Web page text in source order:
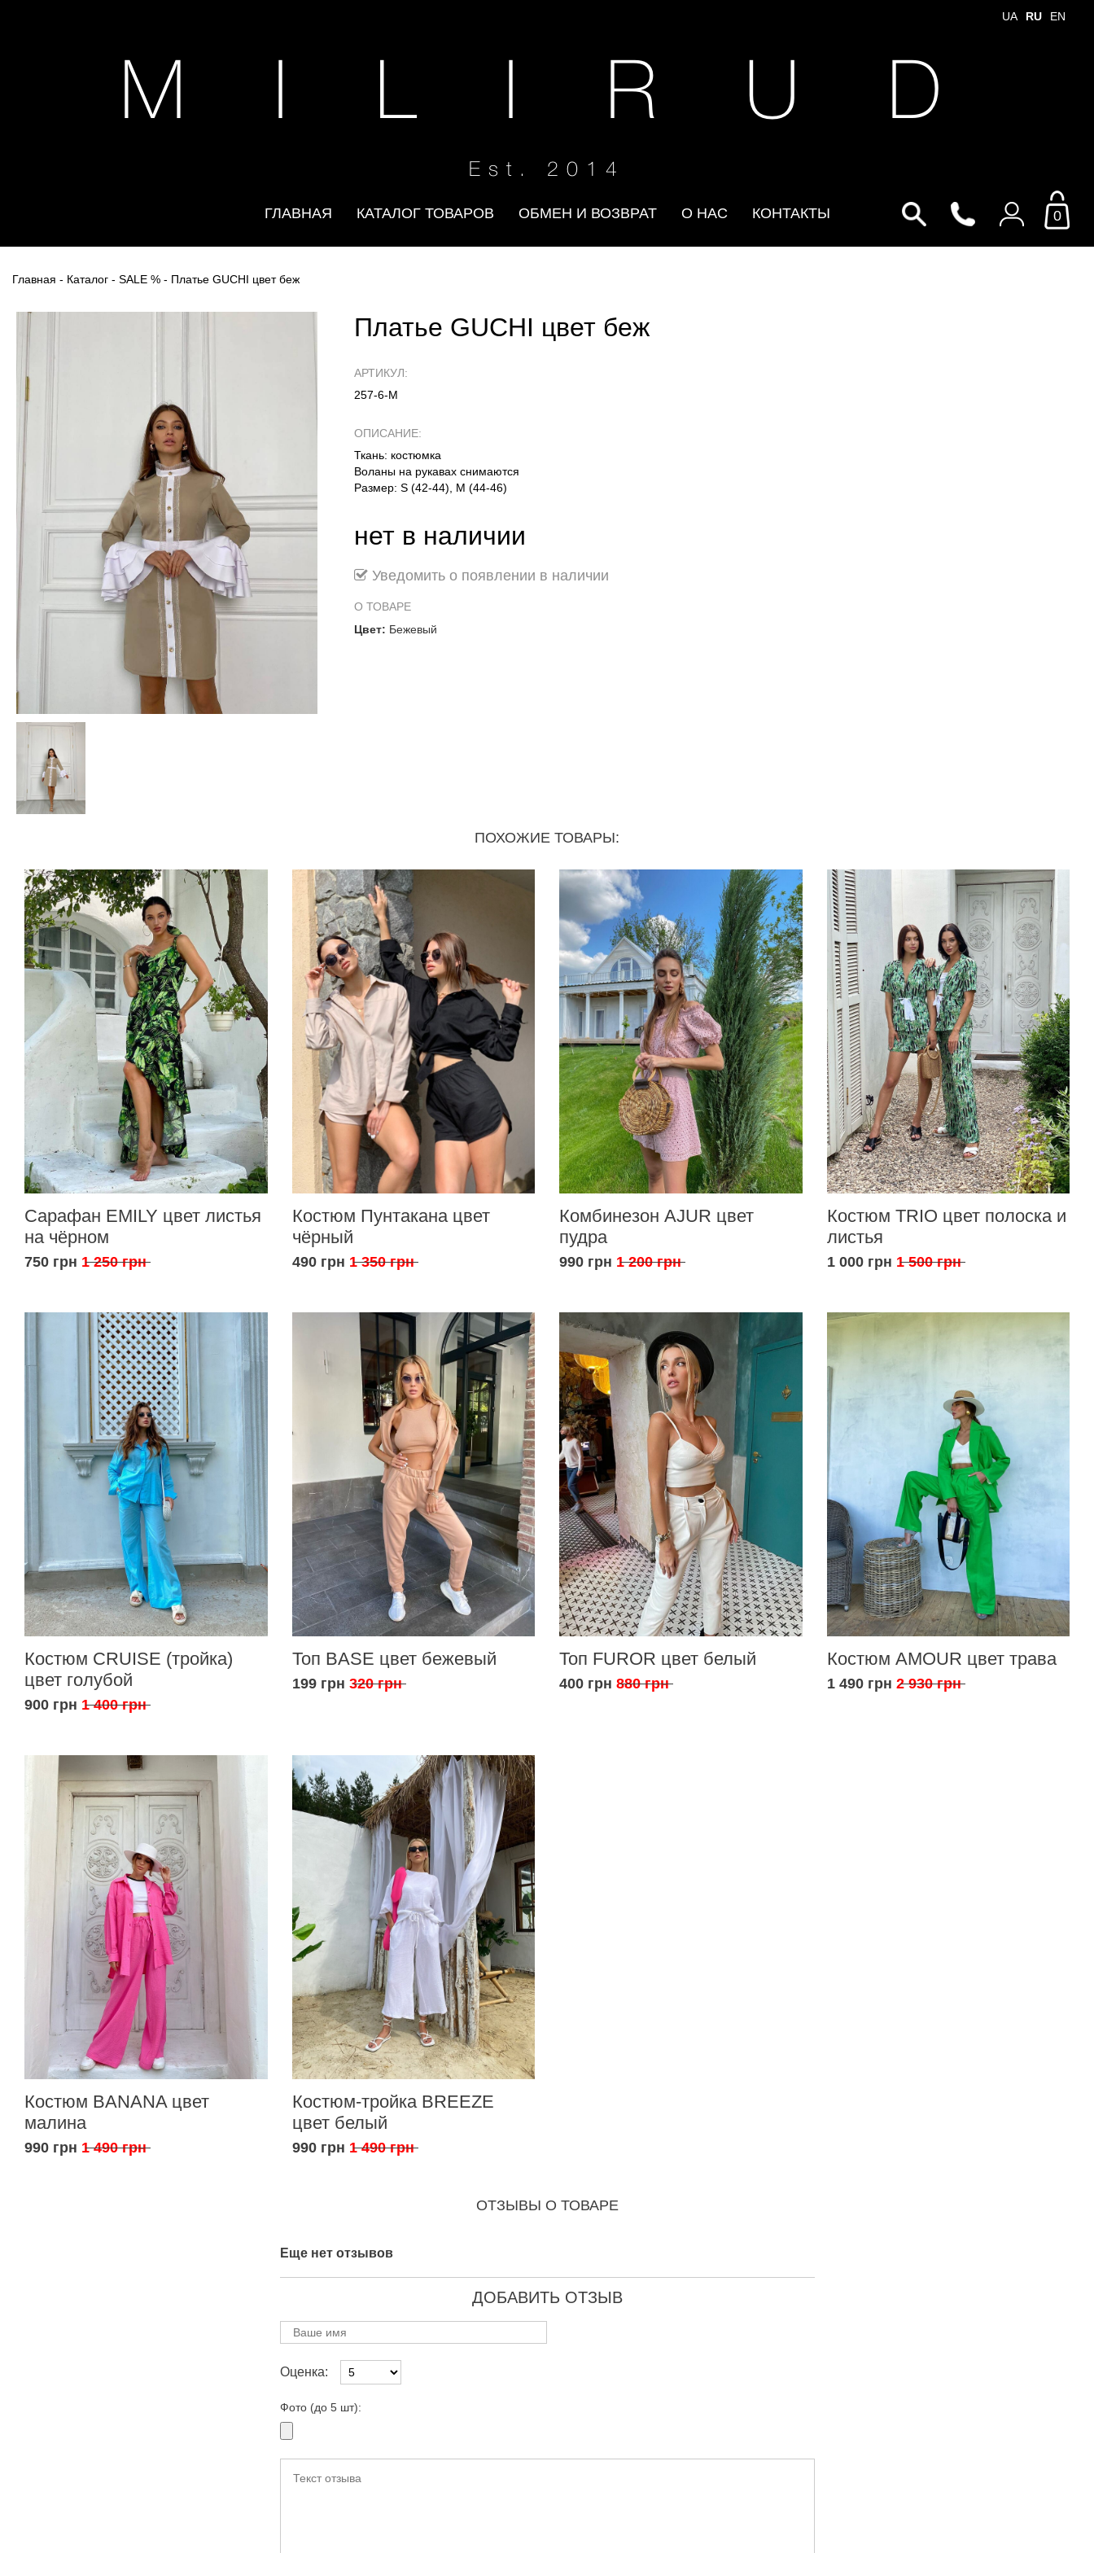
UA RU EN
M I L I R U D
Est. 2014
ГЛАВНАЯ КАТАЛОГ ТОВАРОВ ОБМЕН И ВОЗВРАТ О НАС КОНТАКТЫ 0
Главная - Каталог - SALE % - Платье GUCHI цвет беж
Платье GUCHI цвет беж
АРТИКУЛ:
257-6-М
ОПИСАНИЕ:
Ткань: костюмка
Воланы на рукавах снимаются
Размер: S (42-44), M (44-46)
нет в наличии
Уведомить о появлении в наличии
О ТОВАРЕ
Цвет: Бежевый
ПОХОЖИЕ ТОВАРЫ:
Сарафан EMILY цвет листья
на чёрном
750 грн 1 250 грн
Костюм Пунтакана цвет
чёрный
490 грн 1 350 грн
Комбинезон AJUR цвет
пудра
990 грн 1 200 грн
Костюм TRIO цвет полоска и
листья
1 000 грн 1 500 грн
Костюм CRUISE (тройка)
цвет голубой
900 грн 1 400 грн
Топ BASE цвет бежевый
199 грн 320 грн
Топ FUROR цвет белый
400 грн 880 грн
Костюм AMOUR цвет трава
1 490 грн 2 930 грн
Костюм BANANA цвет
малина
990 грн 1 490 грн
Костюм-тройка BREEZE
цвет белый
990 грн 1 490 грн
ОТЗЫВЫ О ТОВАРЕ
Еще нет отзывов
ДОБАВИТЬ ОТЗЫВ
Оценка:
Фото (до 5 шт):